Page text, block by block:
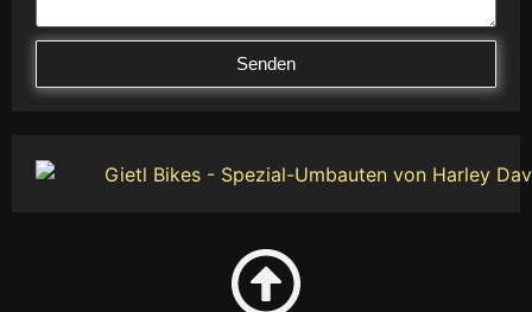
Senden